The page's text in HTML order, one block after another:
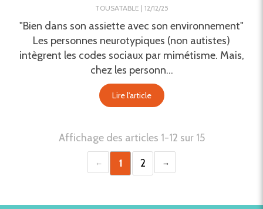
TOUSATABLE 12/12/25
"Bien dans son assiette avec son environnement"
Les personnes neurotypiques (non autistes)
intègrent les codes sociaux par mimétisme. Mais,
chez les personn...
Lire l'article
Affichage des articles 1-12 sur 15
1
2